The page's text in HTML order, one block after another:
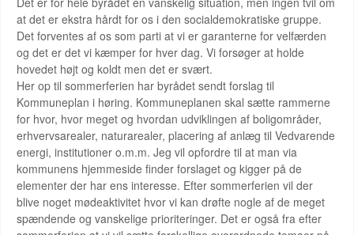
at det er ekstra hårdt for os i den socialdemokratiske gruppe.
Det forventes af os som parti at vi er garanterne for velfærden
og det er det vi kæmper for hver dag. Vi forsøger at holde
hovedet højt og koldt men det er svært.
Her op til sommerferien har byrådet sendt forslag til
Kommuneplan i høring. Kommuneplanen skal sætte rammerne
for hvor, hvor meget og hvordan udviklingen af boligområder,
erhvervsarealer, naturarealer, placering af anlæg til Vedvarende
energi, institutioner o.m.m. Jeg vil opfordre til at man via
kommunens hjemmeside finder forslaget og kigger på de
elementer der har ens interesse. Efter sommerferien vil der
blive noget mødeaktivitet hvor vi kan drøfte nogle af de meget
spændende og vanskelige prioriteringer. Det er også fra efter